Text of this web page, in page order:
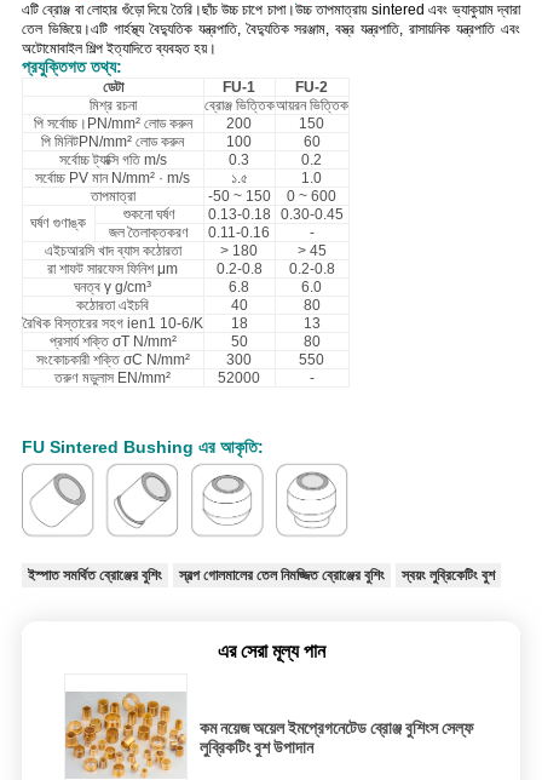
এটি ব্রোঞ্জ বা লোহার গুঁড়ো দিয়ে তৈরি।ছাঁচ উচ্চ চাপে চাপা।উচ্চ তাপমাত্রায় sintered এবং ভ্যাকুয়াম দ্বারা
তেল ভিজিয়ে।এটি গার্হস্থ্য বৈদ্যুতিক যন্ত্রপাতি, বৈদ্যুতিক সরঞ্জাম, বস্ত্র যন্ত্রপাতি, রাসায়নিক যন্ত্রপাতি এবং
অটোমোবাইল শিল্প ইত্যাদিতে ব্যবহৃত হয়।
প্রযুক্তিগত তথ্য:
ডেটা FU-1
FU-2
মিশ্র রচনা
ব্রোঞ্জ ভিত্তিকআয়রন ভিত্তিক
পি সর্বোচ্চ।PN/mm² লোড করুন
200
150
পি মিনিটPN/mm² লোড করুন
100
60
সর্বোচ্চ ট্যাক্সি গতি m/s
0.3
0.2
সর্বোচ্চ PV মান N/mm² · m/s
১.৫
1.0
তাপমাত্রা
-50 ~ 150
0 ~ 600
ঘর্ষণ গুণাঙ্ক
শুকনো ঘর্ষণ 0.13-0.18
0.30-0.45
জল তৈলাক্তকরণ
0.11-0.16
-
এইচআরসি খাদ ব্যাস কঠোরতা
> 180
> 45
রা শাফট সারফেস ফিনিশ μm
0.2-0.8
0.2-0.8
ঘনত্ব γ g/cm³
6.8
6.0
কঠোরতা এইচবি
40
80
রৈখিক বিস্তারের সহগ ien1 10-6/K
18
13
প্রসার্য শক্তি σT N/mm²
50
80
সংকোচকারী শক্তি σC N/mm²
300
550
তরুণ মডুলাস EN/mm²
52000 -
FU Sintered Bushing এর আকৃতি:
ইস্পাত সমর্থিত ব্রোঞ্জের বুশিং স্বল্প গোলমালের তেল নিমজ্জিত ব্রোঞ্জের বুশিং স্বয়ং লুব্রিকেটিং বুশ
এর সেরা মূল্য পান
কম নয়েজ অয়েল ইমপ্রেগনেটেড ব্রোঞ্জ বুশিংস সেল্ফ
লুব্রিকটিং বুশ উপাদান